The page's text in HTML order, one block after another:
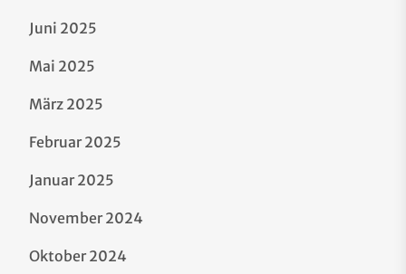
Juni 2025
Mai 2025
März 2025
Februar 2025
Januar 2025
November 2024
Oktober 2024